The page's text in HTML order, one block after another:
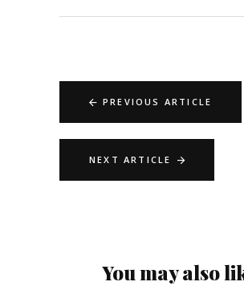
PREVIOUS ARTICLE
NEXT ARTICLE
You may also